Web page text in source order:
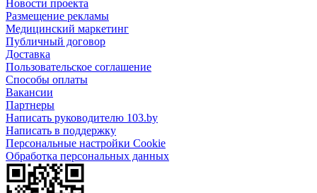
Новости проекта
Размещение рекламы
Медицинский маркетинг
Публичный договор
Доставка
Пользовательское соглашение
Способы оплаты
Вакансии
Партнеры
Написать руководителю 103.by
Написать в поддержку
Персональные настройки Cookie
Обработка персональных данных